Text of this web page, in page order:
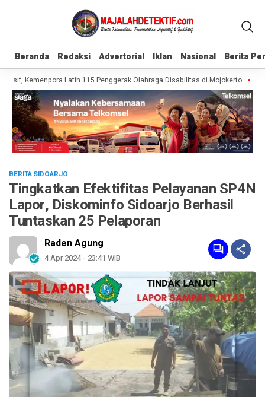
Beranda Redaksi Advertorial Iklan Nasional Berita
Beranda Redaksi Advertorial Iklan Nasional Berita
Kemenpora Latih 115 Penggerak Olahraga Disabilitas di Mojokerto
BERITA SIDOARJO
Tingkatkan Efektifitas Pelayanan SP4N
Lapor, Diskominfo Sidoarjo Berhasil
Tuntaskan 25 Pelaporan
Raden Agung
4 Apr 2024 - 23:41 WIB